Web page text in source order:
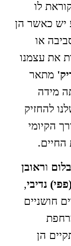
לו
יש כאשר הן
או
את עצמנו
מתאר
מידה
להחזיק
הקיומי
וראובן
נדיבי,
חושניים
הן